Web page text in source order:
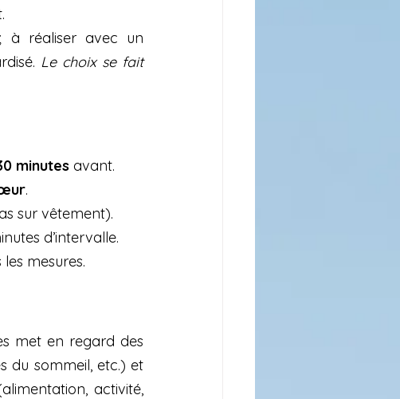
Le choix se fait
minutes avant.
.
sur vêtement).
d’intervalle.
mesures.
du sommeil, etc.) et
activité,